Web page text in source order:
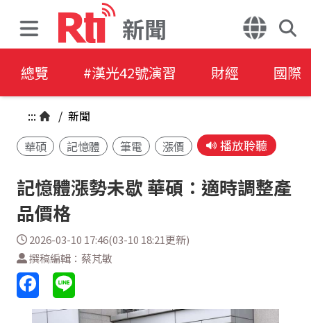
新聞
總覽 #漢光42號演習 財經 國際
::: / 新聞
華碩
記憶體 筆電 漲價 播放聆聽
記憶體漲勢未歇 華碩：適時調整產
品價格
2026-03-10 17:46(03-10 18:21更新)
撰稿編輯：蔡芃敏